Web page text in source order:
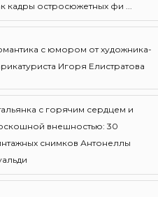
кадры остросюжетных фи ...
с юмором от художника-
Игоря Елистратова
с горячим сердцем и
внешностью: 30
снимков Антонеллы